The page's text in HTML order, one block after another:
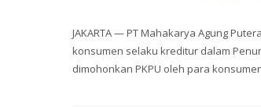
JAKARTA — PT Mahakarya Agung
konsumen selaku kreditur dalam
dimohonkan PKPU oleh para